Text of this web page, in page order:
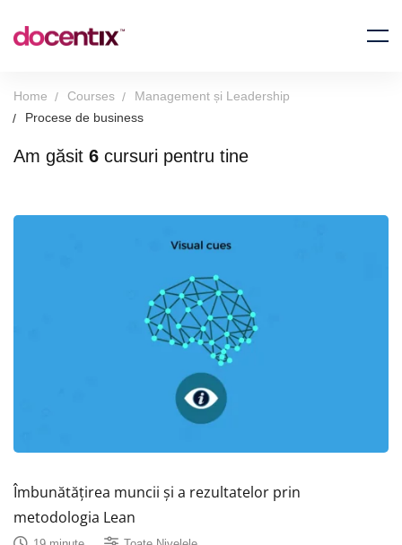
Home Courses
Management și Leadership
Procese de business
Am găsit 6 cursuri pentru tine
Îmbunătățirea muncii și a rezultatelor prin
metodologia Lean